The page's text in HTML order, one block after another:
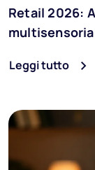
Retail 2026:
Leggi tutto